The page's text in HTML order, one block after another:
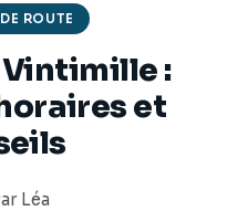
ROUTE
:
et
Léa